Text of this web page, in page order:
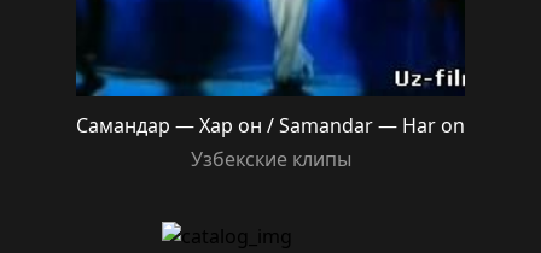
Самандар — Хар он / Samandar — Har on
Узбекские клипы